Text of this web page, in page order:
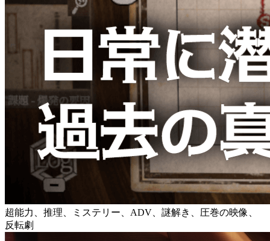
超能力、推理、ミステリー、ADV、謎解き、圧巻の映像、
反転劇